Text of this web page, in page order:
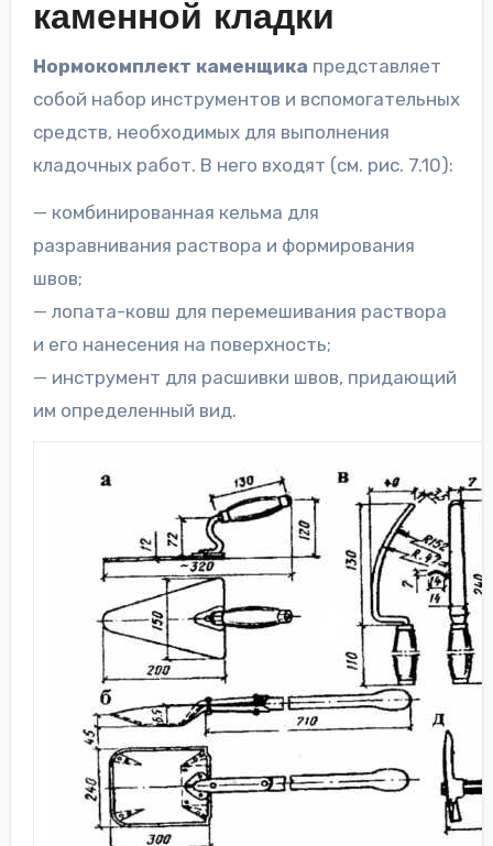
каменной кладки
Нормокомплект каменщика представляет
собой набор инструментов и вспомогательных
средств, необходимых для выполнения
кладочных работ. В него входят (см. рис. 7.10):
— комбинированная кельма для
разравнивания раствора и формирования
швов;
— лопата-ковш для перемешивания раствора
и его нанесения на поверхность;
— инструмент для расшивки швов, придающий
им определенный вид.